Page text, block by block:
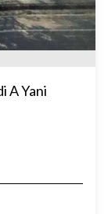
A Yani